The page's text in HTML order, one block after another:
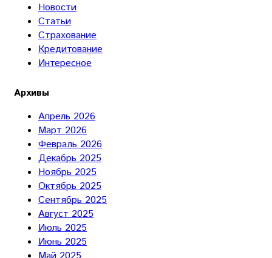
Новости
Статьи
Страхование
Кредитование
Интересное
Архивы
Апрель 2026
Март 2026
Февраль 2026
Декабрь 2025
Ноябрь 2025
Октябрь 2025
Сентябрь 2025
Август 2025
Июль 2025
Июнь 2025